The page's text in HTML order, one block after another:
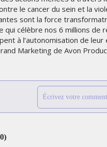
le cancer du sein et la
sont la force
qui célèbre nos 6 millions
à l’autonomisation de
Marketing de Avon
Écrivez votre
0)
MAN ET BMW
LEURS UNIVERS
IX3